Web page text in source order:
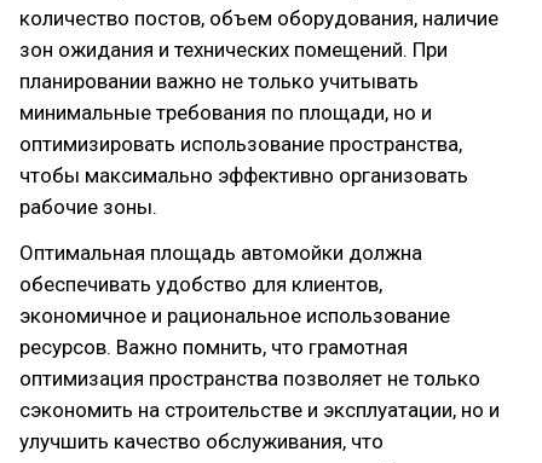
количество постов, объем оборудования, наличие
зон ожидания и технических помещений. При
планировании важно не только учитывать
минимальные требования по площади, но и
оптимизировать использование пространства,
чтобы максимально эффективно организовать
рабочие зоны.
Оптимальная площадь автомойки должна
обеспечивать удобство для клиентов,
экономичное и рациональное использование
ресурсов. Важно помнить, что грамотная
оптимизация пространства позволяет не только
сэкономить на строительстве и эксплуатации, но и
улучшить качество обслуживания, что